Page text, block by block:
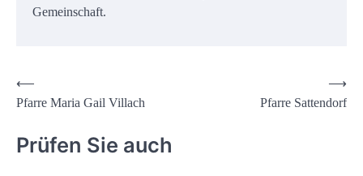
Gemeinschaft.
Beitrags-
Navigation
⟵
Pfarre Maria Gail Villach
Pfarre Sattendorf
⟶
Prüfen Sie auch